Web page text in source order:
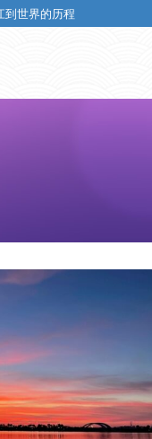
到世界的历程
到世界的历程